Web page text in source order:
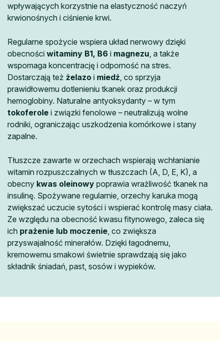
wpływających korzystnie na elastyczność naczyń
krwionośnych i ciśnienie krwi.
Regularne spożycie wspiera układ nerwowy dzięki
obecności witaminy B1, B6 i magnezu , a także
wspomaga koncentrację i odporność na stres.
Dostarczają też żelazo i miedź , co sprzyja
prawidłowemu dotlenieniu tkanek oraz produkcji
hemoglobiny. Naturalne antyoksydanty – w tym
tokoferole i związki fenolowe – neutralizują wolne
rodniki, ograniczając uszkodzenia komórkowe i stany
zapalne.
Tłuszcze zawarte w orzechach wspierają wchłanianie
witamin rozpuszczalnych w tłuszczach (A, D, E, K), a
obecny kwas oleinowy poprawia wrażliwość tkanek na
insulinę. Spożywane regularnie, orzechy karuka mogą
zwiększać uczucie sytości i wspierać kontrolę masy ciała.
Ze względu na obecność kwasu fitynowego, zaleca się
ich prażenie lub moczenie , co zwiększa
przyswajalność minerałów. Dzięki łagodnemu,
kremowemu smakowi świetnie sprawdzają się jako
składnik śniadań, past, sosów i wypieków.